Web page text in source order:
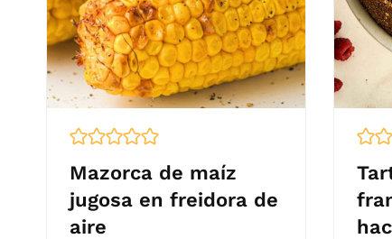
Mazorca de maíz
jugosa en freidora de
aire